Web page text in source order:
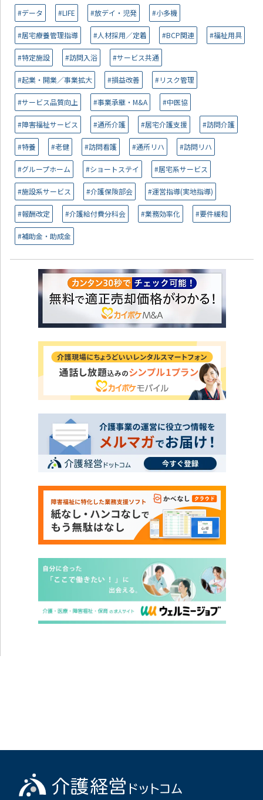
#データ #LIFE #放デイ・児発 #小多機
#居宅療養管理指導 #人材採用／定着 #BCP関連 #福祉用具
#特定施設 #訪問入浴 #サービス共通
#起業・開業／事業拡大 #損益改善 #リスク管理
#サービス品質向上 #事業承継・M&A #中医協
#障害福祉サービス #通所介護 #居宅介護支援 #訪問介護
#特養 #老健 #訪問看護 #通所リハ #訪問リハ
#グループホーム #ショートステイ #居宅系サービス
#施設系サービス #介護保険部会 #運営指導(実地指導)
#報酬改定 #介護給付費分科会 #業務効率化 #要件緩和
#補助金・助成金